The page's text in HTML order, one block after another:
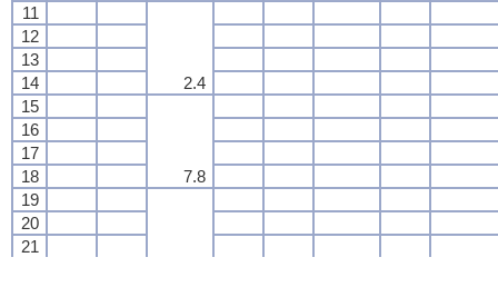
11
2.4
12
13
14
15
7.8
16
17
18
19
20
21
11
2.4
12
13
14
15
7.8
16
17
18
19
20
21
11
2.4
12
13
14
15
7.8
16
17
18
19
20
21
11
2.4
12
13
14
15
7.8
16
17
18
19
20
21